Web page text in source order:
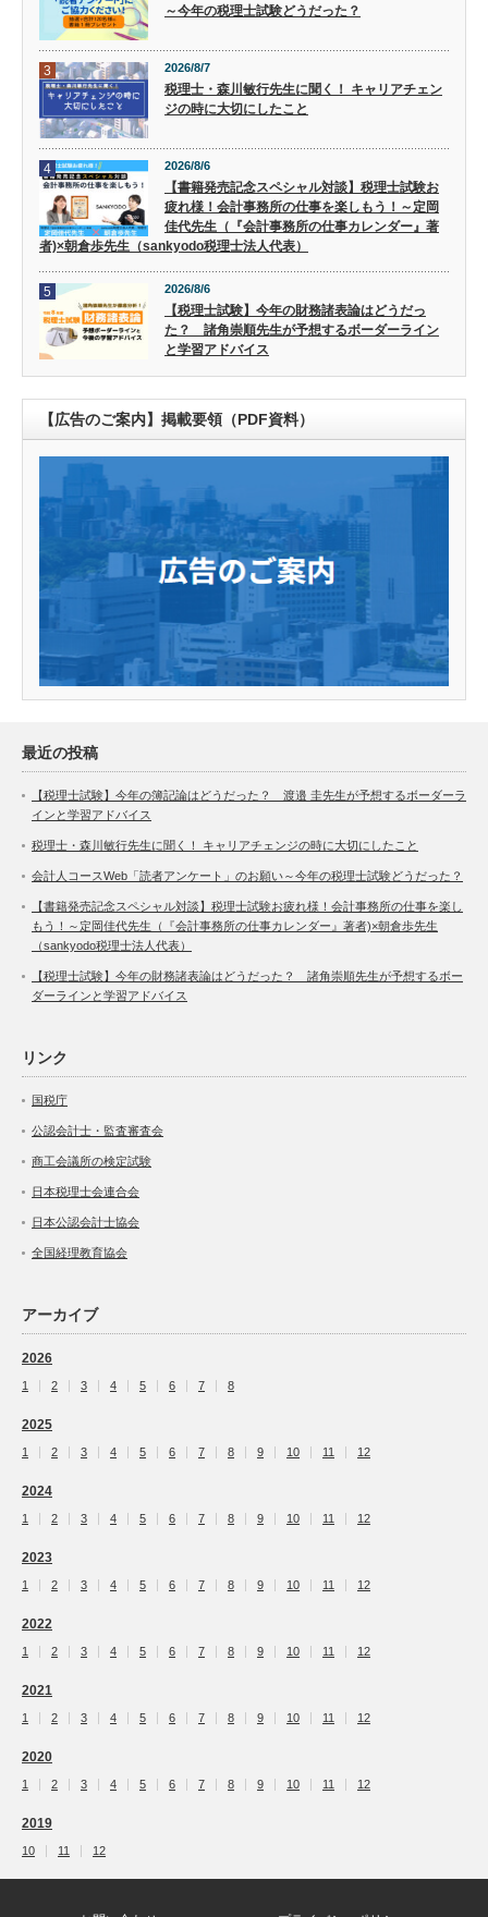
～今年の税理士試験どうだった？
3 2026/8/7
税理士・森川敏行先生に聞く！ キャリアチェン
ジの時に大切にしたこと
4 2026/8/6
【書籍発売記念スペシャル対談】税理士試験お
疲れ様！会計事務所の仕事を楽しもう！～定岡
佳代先生（『会計事務所の仕事カレンダー』著
者)×朝倉歩先生（sankyodo税理士法人代表）
5 2026/8/6
【税理士試験】今年の財務諸表論はどうだっ
た？ 諸角崇順先生が予想するボーダーライン
と学習アドバイス
【広告のご案内】掲載要領（PDF資料）
最近の投稿
【税理士試験】今年の簿記論はどうだった？ 渡邉 圭先生が予想するボーダーラ
インと学習アドバイス
税理士・森川敏行先生に聞く！ キャリアチェンジの時に大切にしたこと
会計人コースWeb「読者アンケート」のお願い～今年の税理士試験どうだった？
【書籍発売記念スペシャル対談】税理士試験お疲れ様！会計事務所の仕事を楽し
もう！～定岡佳代先生（『会計事務所の仕事カレンダー』著者)×朝倉歩先生
（sankyodo税理士法人代表）
【税理士試験】今年の財務諸表論はどうだった？ 諸角崇順先生が予想するボー
ダーラインと学習アドバイス
リンク
国税庁
公認会計士・監査審査会
商工会議所の検定試験
日本税理士会連合会
日本公認会計士協会
全国経理教育協会
アーカイブ
2026
1 2 3 4 5 6 7 8
2025
1 2 3 4 5 6 7 8 9 10 11 12
2024
1 2 3 4 5 6 7 8 9 10 11 12
2023
1 2 3 4 5 6 7 8 9 10 11 12
2022
1 2 3 4 5 6 7 8 9 10 11 12
2021
1 2 3 4 5 6 7 8 9 10 11 12
2020
1 2 3 4 5 6 7 8 9 10 11 12
2019
10 11 12